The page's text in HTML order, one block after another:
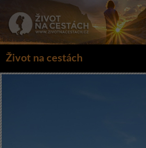
obsahu
Život na cestách
Hledat